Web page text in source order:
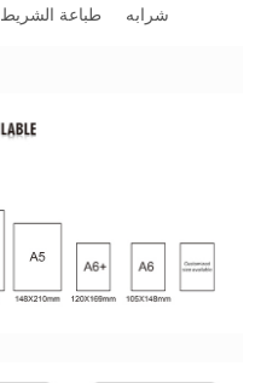
طباعة الشريط شرابه